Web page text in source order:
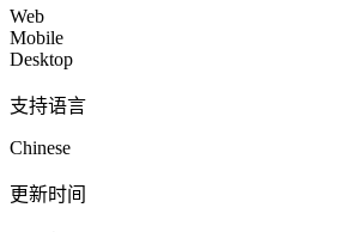
Web
Mobile
Desktop
支持语言
Chinese
更新时间